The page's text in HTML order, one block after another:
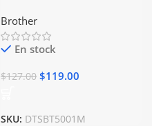
Brother
En stock
$127.00 $119.00
SKU: DTSBT5001M